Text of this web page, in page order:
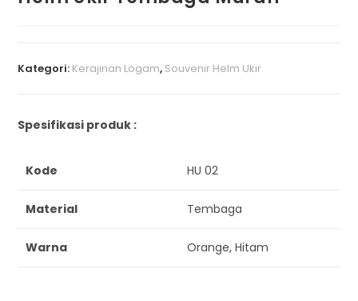
Kategori: Kerajinan Logam, Souvenir Helm Ukir
Spesifikasi produk :
Kode HU 02
Material Tembaga
Warna Orange, Hitam